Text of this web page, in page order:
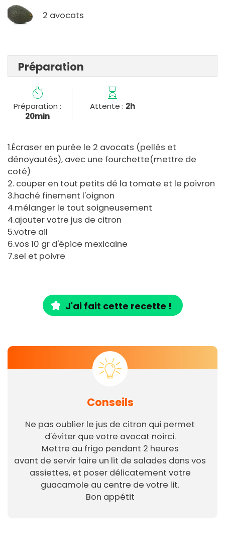
2 avocats
Préparation
Préparation :
20min
Attente : 2h
1.Écraser en purée le 2 avocats (pellés et
dénoyautés), avec une fourchette(mettre de
coté)
2. couper en tout petits dé la tomate et le poivron
3.haché finement l'oignon
4.mélanger le tout soigneusement
4.ajouter votre jus de citron
5.votre ail
6.vos 10 gr d'épice mexicaine
7.sel et poivre
J'ai fait cette recette !
Conseils
Ne pas oublier le jus de citron qui permet
d'éviter que votre avocat noirci.
Mettre au frigo pendant 2 heures
avant de servir faire un lit de salades dans vos
assiettes, et poser délicatement votre
guacamole au centre de votre lit.
Bon appétit